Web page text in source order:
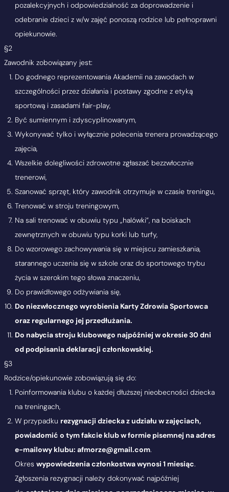
pozalekcyjnych i odpowiedzialność za doprowadzenie i
odebranie dzieci z w/w zajęć ponoszą rodzice lub pełnoprawni
opiekunowie.
§2
Zawodnik zobowiązany jest:
Do godnego reprezentowania Akademii na zawodach w
szczególności przez działania i postawy zgodne z etyką
sportową i zasadami fair-play,
Być sumiennym i zdyscyplinowanym,
Wykonywać tylko i wyłącznie polecenia trenera prowadzącego
zajęcia,
Wszelkie dolegliwości zdrowotne zgłaszać bezzwłocznie
trenerowi,
Szanować sprzęt, który zawodnik otrzymuje w czasie treningu,
Trenować w stroju treningowym,
Na sali trenować w obuwiu typu „halówki”, na boiskach
zewnętrznych w obuwiu typu korki lub turfy,
Do wzorowego zachowywania się w miejscu zamieszkania,
starannego uczenia się w szkole oraz do sportowego trybu
życia w szerokim tego słowa znaczeniu,
Do prawidłowego odżywiania się,
Do niezwłocznego wyrobienia Karty Zdrowia Sportowca
oraz regularnego jej przedłużania.
Do nabycia stroju klubowego najpóźniej w okresie 30 dni
od podpisania deklaracji członkowskiej.
§3
Rodzice/opiekunowie zobowiązują się do:
Poinformowania klubu o każdej dłuższej nieobecności dziecka
na treningach,
W przypadku rezygnacji dziecka z udziału w zajęciach,
powiadomić o tym fakcie klub w formie pisemnej na adres
e-mailowy klubu: afmorze@gmail.com.
Okres wypowiedzenia członkostwa wynosi 1 miesiąc.
Zgłoszenia rezygnacji należy dokonywać najpóźniej